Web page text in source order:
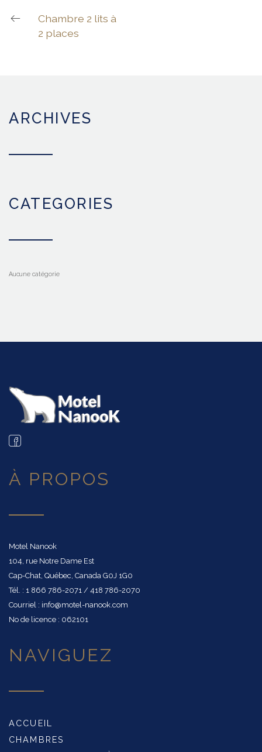
Chambre 2 lits à
2 places
ARCHIVES
CATEGORIES
Aucune catégorie
À PROPOS
Motel Nanook
104, rue Notre Dame Est
Cap-Chat, Québec, Canada G0J 1G0
Tél. : 1 866 786-2071 / 418 786-2070
Courriel : info@motel-nanook.com
No de licence : 062101
NAVIGUEZ
ACCUEIL
CHAMBRES